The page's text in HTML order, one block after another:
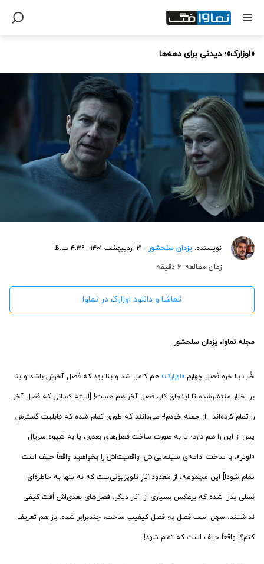
«اوزارک»؛ دیدنی برای دهه‌ها
نویسنده: یزدان سلحشور - ۲۱ اردیبهشت ۱۴۰۱ - ۴:۳۹ ب.ظ
زمان مطالعه: 6 دقیقه
تماشا و دانلود اوزارک در نماوا
مجله نماوا، یزدان سلحشور
خُب بالاخره فصل چهارم «اوزارک» هم کامل شد و بنا بود که فصل آخرش باشد و بنا
بر اخبار منتشرشده تا اینجای کار، فصل آخر هم هست! [البته کسانی که فصل آخر
را تمام کرده‌اند –از جمله خودم!- می‌دانند که طوری تمام شده که قابلیتِ گسترشِ
پس از این را هم دارد؛ یا به صورت ساخت فصل‌های بعدی، یا به شیوه سریال
«لوتر»، با ساخت ادامه‌ی سینمایی‌اش. واقعیت‌اش را بخواهید واقعاً حیف است
تمام شود!] این مجموعه، از معدودآثارِ تلویزیونی‌ست که نه تنها به خاطره‌ای
نسلی بدل شده که برعکس بسیاری از آثار دیگر، فصل‌های بعدی‌اش اُفت کیفی
نداشتند، سهل است فصل به فصل کیفیتِ ساخت، چندبرابر شده. باز هم تعریف
کنم؟! واقعاً حیف است که تمام شود!